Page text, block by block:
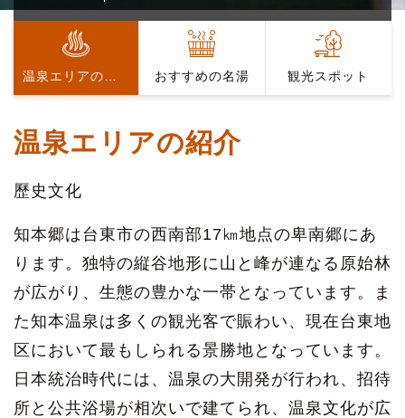
おすすめの名湯 観光スポット
温泉エリアの紹介
歷史文化
知本郷は台東市の西南部17㎞地点の卑南郷にあ
ります。独特の縦谷地形に山と峰が連なる原始林
が広がり、生態の豊かな一帯となっています。ま
た知本温泉は多くの観光客で賑わい、現在台東地
区において最もしられる景勝地となっています。
日本統治時代には、温泉の大開発が行われ、招待
所と公共浴場が相次いで建てられ、温泉文化が広